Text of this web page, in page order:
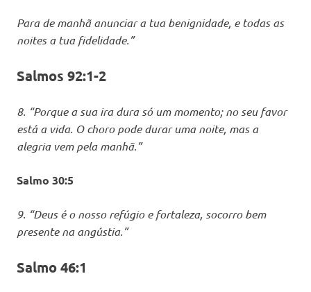
Para de manhã anunciar a tua benignidade, e todas as
noites a tua fidelidade.”
Salmos 92:1-2
8. “Porque a sua ira dura só um momento; no seu favor
está a vida. O choro pode durar uma noite, mas a
alegria vem pela manhã.”
Salmo 30:5
9. “Deus é o nosso refúgio e fortaleza, socorro bem
presente na angústia.”
Salmo 46:1